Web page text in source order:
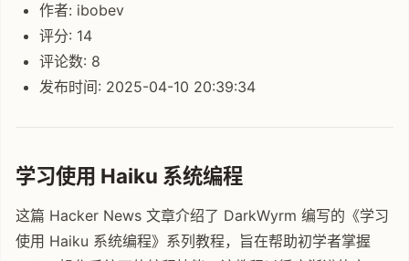
作者: ibobev
评分: 14
评论数: 8
发布时间: 2025-04-10 20:39:34
学习使用 Haiku 系统编程
这篇 Hacker News 文章介绍了 DarkWyrm 编写的《学习
使用 Haiku 系统编程》系列教程，旨在帮助初学者掌握